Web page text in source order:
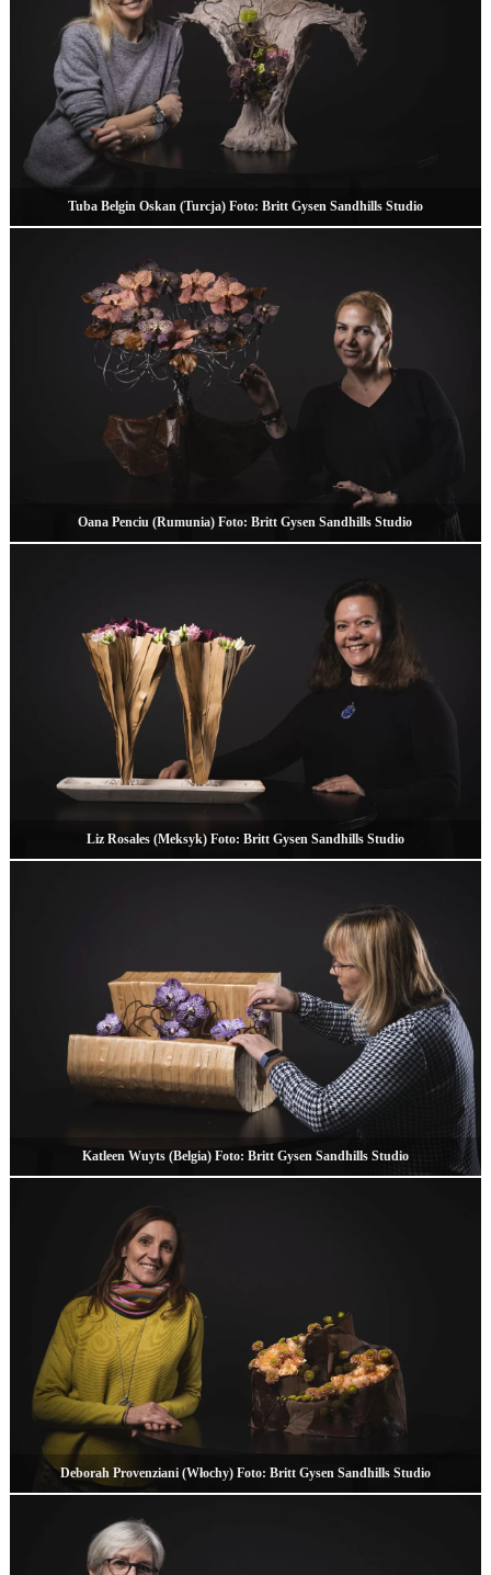
Tuba Belgin Oskan (Turcja) Foto: Britt Gysen Sandhills Studio
Oana Penciu (Rumunia) Foto: Britt Gysen Sandhills Studio
Liz Rosales (Meksyk) Foto: Britt Gysen Sandhills Studio
Katleen Wuyts (Belgia) Foto: Britt Gysen Sandhills Studio
Deborah Provenziani (Włochy) Foto: Britt Gysen Sandhills Studio